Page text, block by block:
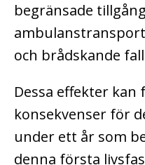
begränsade
och brådskande
Dessa effekter kan
konsekvenser för
under ett år som
denna första